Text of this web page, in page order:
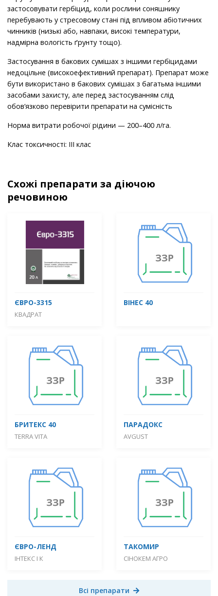
застосовувати гербіцид, коли рослини соняшнику
перебувають у стресовому стані під впливом абіотичних
чинників (низькі або, навпаки, високі температури,
надмірна вологість ґрунту тощо).
Застосування в бакових сумішах з іншими гербіцидами
недоцільне (високоефективний препарат). Препарат може
бути використано в бакових сумішах з багатьма іншими
засобами захисту, але перед застосуванням слід
обов’язково перевірити препарати на сумісність
Норма витрати робочої рідини — 200–400 л/га.
Клас токсичності: ІІІ клас
Схожі препарати за діючою
речовиною
ЄВРО-3315
КВАДРАТ
ВІНЕС 40
БРИТЕКС 40
TERRA VITA
ПАРАДОКС
AVGUST
ЄВРО-ЛЕНД
ІНТЕКС І К
ТАКОМИР
СІНОКЕМ АГРО
Всі препарати